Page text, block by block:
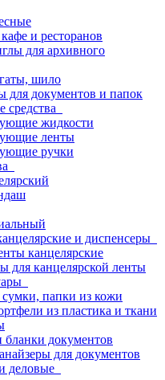
и ресторанов
для архивного
шило
для документов и папок
средства
жидкости
ленты
ручки
и диспенсеры
канцелярские
для канцелярской ленты
папки из кожи
из пластика и ткани
документов
для документов
деловые